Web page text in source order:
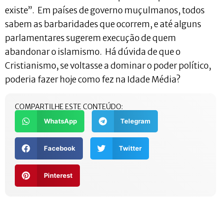
existe”. Em países de governo muçulmanos, todos
sabem as barbaridades que ocorrem, e até alguns
parlamentares sugerem execução de quem
abandonar o islamismo. Há dúvida de que o
Cristianismo, se voltasse a dominar o poder político,
poderia fazer hoje como fez na Idade Média?
COMPARTILHE ESTE CONTEÚDO:
WhatsApp Telegram
Facebook Twitter
Pinterest